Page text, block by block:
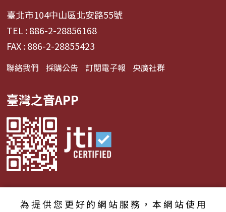
臺北市104中山區北安路55號
TEL : 886-2-28856168
FAX : 886-2-28855423
聯絡我們 採購公告 訂閱電子報 央廣社群
臺灣之音APP
為提供您更好的網站服務，本網站使用